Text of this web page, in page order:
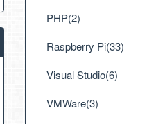
PHP(2)
Raspberry Pi(33)
Visual Studio(6)
VMWare(3)